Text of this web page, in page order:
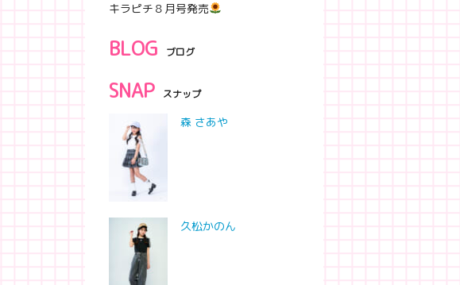
キラピチ８月号発売
BLOG ブログ
SNAP スナップ
森 さあや
久松かのん